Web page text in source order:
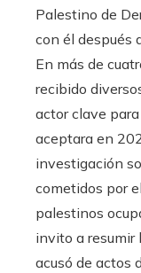
Palestino de
con él después
En más de
recibido
actor clave
aceptara en
investigación
cometidos por
palestinos
invito a resumir
acusó de actos